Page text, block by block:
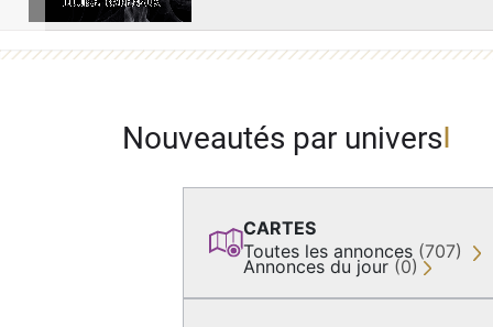
Nouveautés par univers
CARTES
Toutes les annonces (707)
Annonces du jour (0)